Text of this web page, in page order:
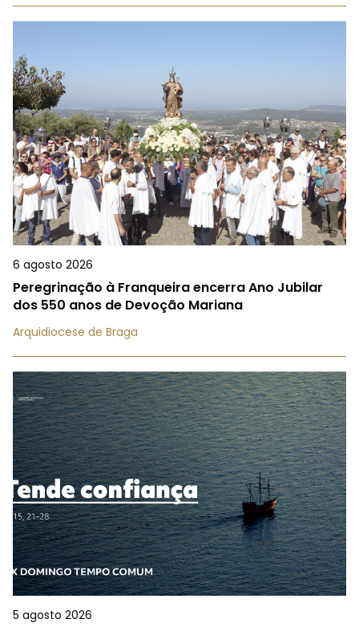
6 agosto 2026
Peregrinação à Franqueira encerra Ano Jubilar
dos 550 anos de Devoção Mariana
Arquidiocese de Braga
5 agosto 2026